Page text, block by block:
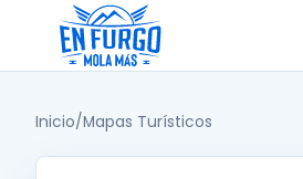
contenido
Inicio/Mapas Turísticos